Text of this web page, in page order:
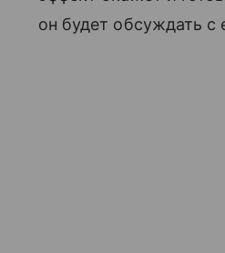
он будет обсуждать